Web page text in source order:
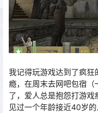
我记得玩游戏达到了疯狂
瘾，在周末去网吧包宿
了，爱人总是抱怨打游
见过一个年龄接近40岁